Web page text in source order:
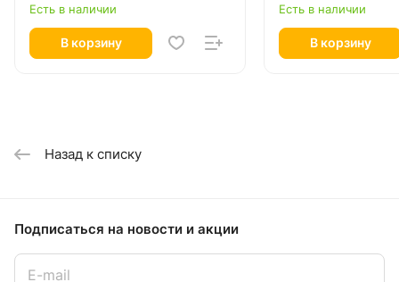
Есть в наличии
В корзину
Есть в наличии
В корзину
Назад к списку
Подписаться на новости и акции